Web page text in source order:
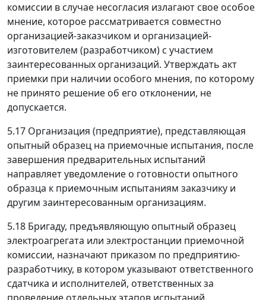
комиссии в случае несогласия излагают свое особое
мнение, которое рассматривается совместно
организацией-заказчиком и организацией-
изготовителем (разработчиком) с участием
заинтересованных организаций. Утверждать акт
приемки при наличии особого мнения, по которому
не принято решение об его отклонении, не
допускается.
5.17 Организация (предприятие), представляющая
опытный образец на приемочные испытания, после
завершения предварительных испытаний
направляет уведомление о готовности опытного
образца к приемочным испытаниям заказчику и
другим заинтересованным организациям.
5.18 Бригаду, предъявляющую опытный образец
электроагрегата или электростанции приемочной
комиссии, назначают приказом по предприятию-
разработчику, в котором указывают ответственного
сдатчика и исполнителей, ответственных за